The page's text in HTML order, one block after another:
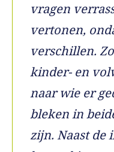
vragen
vertonen,
verschillen.
kinder- en
naar wie er
bleken in
zijn. Naast de